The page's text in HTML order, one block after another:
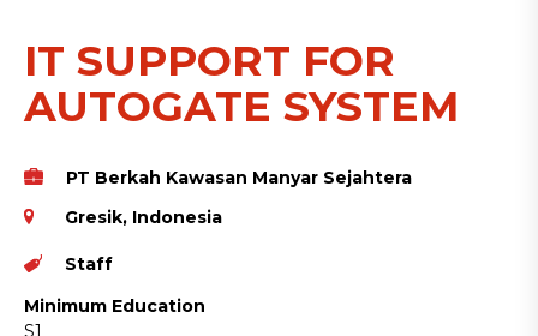
IT SUPPORT FOR
AUTOGATE SYSTEM
PT Berkah Kawasan Manyar Sejahtera
Gresik, Indonesia
Staff
Minimum Education
S1